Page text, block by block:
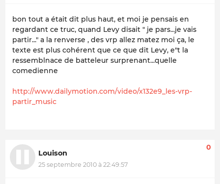
bon tout a était dit plus haut, et moi je pensais en
regardant ce truc, quand Levy disait " je pars...je vais
partir..." a la renverse , des vrp allez matez moi ça, le
texte est plus cohérent que ce que dit Levy, e"t la
ressemblnace de batteleur surprenant...quelle
comedienne
http://www.dailymotion.com/video/x132e9_les-vrp-
partir_music
Louison
25 septembre 2010 à 22:49:57
0